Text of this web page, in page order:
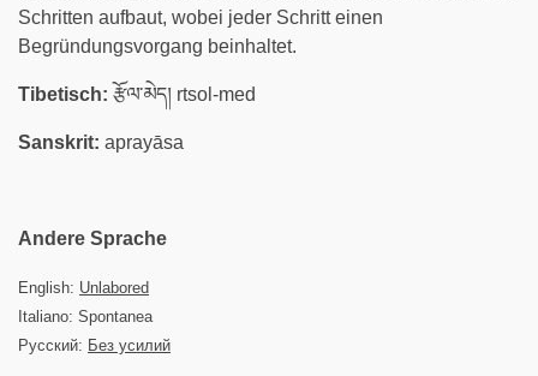
Schritten aufbaut, wobei jeder Schritt einen
Begründungsvorgang beinhaltet.
Tibetisch: རྩོལ་མེད། rtsol-med
Sanskrit: aprayāsa
Andere Sprache
English: Unlabored
Italiano: Spontanea
Русский: Без усилий